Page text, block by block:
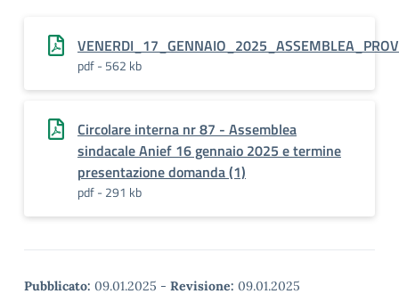
pdf - 562 kb
Circolare interna nr 87 - Assemblea
sindacale Anief 16 gennaio 2025 e termine
presentazione domanda (1)
pdf - 291 kb
Pubblicato: 09.01.2025 - Revisione: 09.01.2025